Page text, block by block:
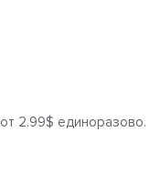
2.99$ единоразово.